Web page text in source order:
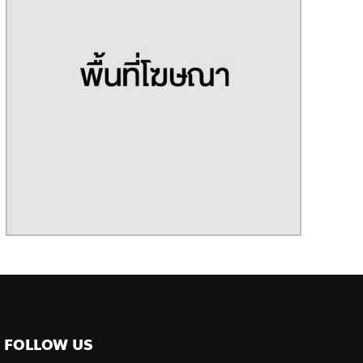
FOLLOW US